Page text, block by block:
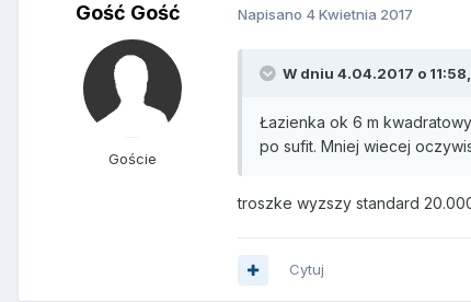
Gość Gość
Goście
Napisano 4 Kwietnia 2017
W dniu 4.04.2017 o
Łazienka ok 6 m
po sufit. Mniej wiecej
troszke wyzszy standard
Cytuj